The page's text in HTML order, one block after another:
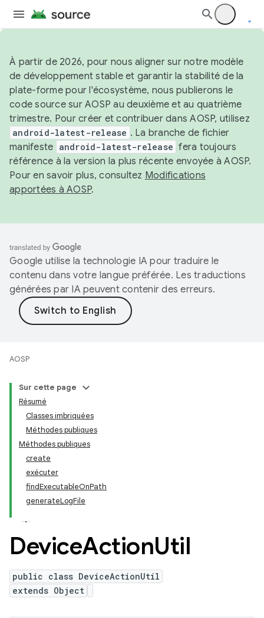
À partir de 2026, pour nous aligner sur notre modèle
de développement stable et garantir la stabilité de la
plate-forme pour l'écosystème, nous publierons le
code source sur AOSP au deuxième et au quatrième
trimestre. Pour créer et contribuer dans AOSP, utilisez
android-latest-release . La branche de fichier
manifeste android-latest-release fera toujours
référence à la version la plus récente envoyée à AOSP.
Pour en savoir plus, consultez Modifications
apportées à AOSP.
Google utilise la technologie IA pour traduire le
contenu dans votre langue préférée. Les traductions
générées par IA peuvent contenir des erreurs.
AOSP
Sur cette page
Résumé
Classes imbriquées
Méthodes publiques
Méthodes publiques
create
exécuter
findExecutableOnPath
generateLogFile
DeviceActionUtil
public class DeviceActionUtil
extends Object